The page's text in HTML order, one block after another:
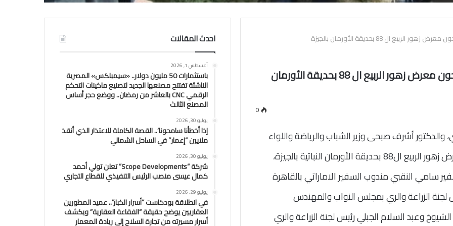
ال 88 بحديقة الأورمان بالجيزة
وزيرا الزراعة والشباب ومحافظ الجيزة يفتتحون معرض زهور الربيع ال 88 بحديقة الأورمان
0
والدكتور أشرف صبحى وزير الشباب والرياضة واللواء
النباتية بالجيزة،
النقبي مندوب السفير الاماراتي بالقاهرة
الزراعة والري بمجلس النواب والمهندس
وعبد السلام الجبلي رئيس لجنة الزراعة والري
احدث المقالات
أغسطس 1, 2026
باستثمارات 50 مليون دولار.. «سيمبلكس» المصرية
الناشئة تفتتح مصنعها الجديد لتصنيع ماكينات التحكم
الرقمي CNC بالعاشر من رمضان.. ووضع حجر أساس
المصنع الثالث
يوليو 30, 2026
إذا أخطأنا سامحونا”.. القصة الكاملة للاعتذار الذي أنقذ
ملايين “إعمار” في الساحل الشمالي
يوليو 30, 2026
شركة “Scope Developments” تعلن تولي أحمد
كمال عيسى منصب الرئيس التنفيذي للقطاع التجاري
يوليو 29, 2026
في انطلاقة بودكاست “أسرار الكبار”.. عميد المطورين
العقاريين يوضح حقيقة “الفقاعة العقارية” ويكشف
أسرار مسيرته من تجارة السلاح إلى ريادة المعمار